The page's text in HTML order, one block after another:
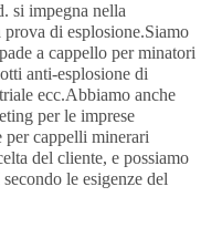
si impegna nella
di esplosione.Siamo
a cappello per minatori
anti-esplosione di
ecc.Abbiamo anche
per le imprese
per cappelli minerari
del cliente, e possiamo
le esigenze del